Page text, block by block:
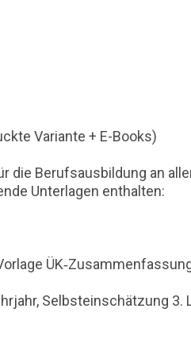
Variante + E-Books)
die Berufsausbildung an
Unterlagen enthalten:
Selbsteinschätzung 3.